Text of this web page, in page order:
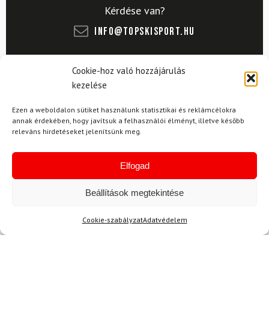
Cookie-hoz való hozzájárulás
kezelése
Ezen a weboldalon sütiket használunk statisztikai és reklámcélokra
annak érdekében, hogy javítsuk a felhasználói élményt, illetve később
releváns hirdetéseket jelenítsünk meg.
Elfogad
Beállítások megtekintése
Cookie-szabályzatAdatvédelem
Kérdése van?
info@topskisport.hu